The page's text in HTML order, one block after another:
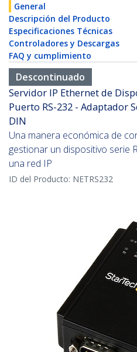
General
Descripción del Producto
Especificaciones Técnicas
Controladores y Descargas
FAQ y cumplimiento
Descontinuado
Servidor IP Ethernet de
Puerto RS-232 - Adaptador
DIN
Una manera económica de
gestionar un dispositivo serie
una red IP
ID del Producto: NETRS232